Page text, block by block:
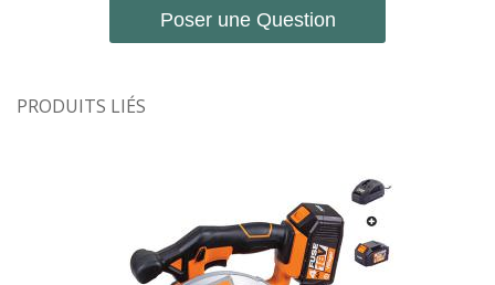
Poser une Question
PRODUITS LIÉS